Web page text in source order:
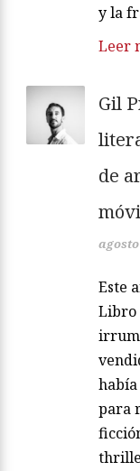
y la
Leer
Gil
de
agosto
Este
Libro
para